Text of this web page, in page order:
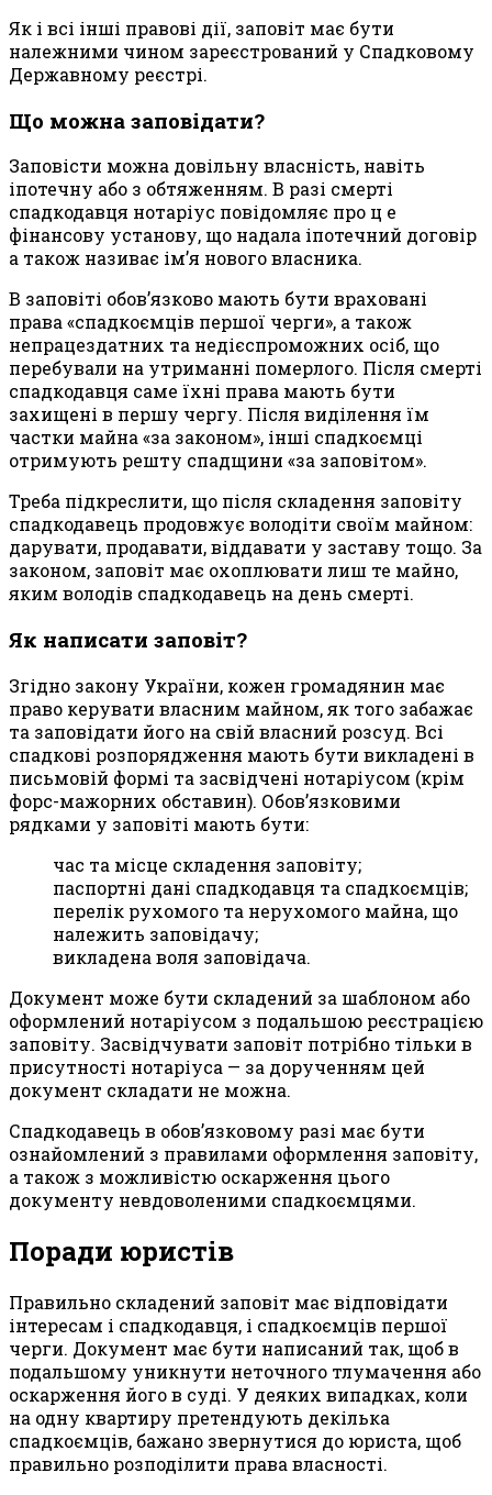
Як і всі інші правові дії, заповіт має бути
належними чином зареєстрований у Спадковому
Державному реєстрі.
Що можна заповідати?
Заповісти можна довільну власність, навіть
іпотечну або з обтяженням. В разі смерті
спадкодавця нотаріус повідомляє про ц е
фінансову установу, що надала іпотечний договір
а також називає ім’я нового власника.
В заповіті обов’язково мають бути враховані
права «спадкоємців першої черги», а також
непрацездатних та недієспроможних осіб, що
перебували на утриманні померлого. Після смерті
спадкодавця саме їхні права мають бути
захищені в першу чергу. Після виділення їм
частки майна «за законом», інші спадкоємці
отримують решту спадщини «за заповітом».
Треба підкреслити, що після складення заповіту
спадкодавець продовжує володіти своїм майном:
дарувати, продавати, віддавати у заставу тощо. За
законом, заповіт має охоплювати лиш те майно,
яким володів спадкодавець на день смерті.
Як написати заповіт?
Згідно закону України, кожен громадянин має
право керувати власним майном, як того забажає
та заповідати його на свій власний розсуд. Всі
спадкові розпорядження мають бути викладені в
письмовій формі та засвідчені нотаріусом (крім
форс-мажорних обставин). Обов’язковими
рядками у заповіті мають бути:
час та місце складення заповіту;
паспортні дані спадкодавця та спадкоємців;
перелік рухомого та нерухомого майна, що
належить заповідачу;
викладена воля заповідача.
Документ може бути складений за шаблоном або
оформлений нотаріусом з подальшою реєстрацією
заповіту. Засвідчувати заповіт потрібно тільки в
присутності нотаріуса — за дорученням цей
документ складати не можна.
Спадкодавець в обов’язковому разі має бути
ознайомлений з правилами оформлення заповіту,
а також з можливістю оскарження цього
документу невдоволеними спадкоємцями.
Поради юристів
Правильно складений заповіт має відповідати
інтересам і спадкодавця, і спадкоємців першої
черги. Документ має бути написаний так, щоб в
подальшому уникнути неточного тлумачення або
оскарження його в суді. У деяких випадках, коли
на одну квартиру претендують декілька
спадкоємців, бажано звернутися до юриста, щоб
правильно розподілити права власності.